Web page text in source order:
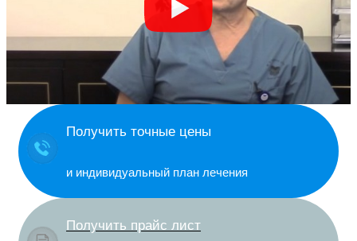
Получить точные цены
и индивидуальный план лечения
Получить прайс лист